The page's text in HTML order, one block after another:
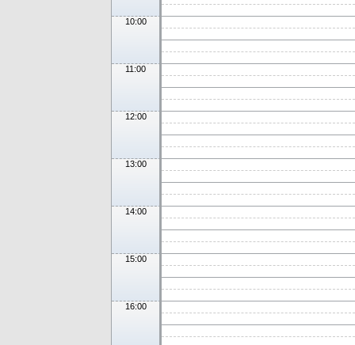
10:00
11:00
12:00
13:00
14:00
15:00
16:00